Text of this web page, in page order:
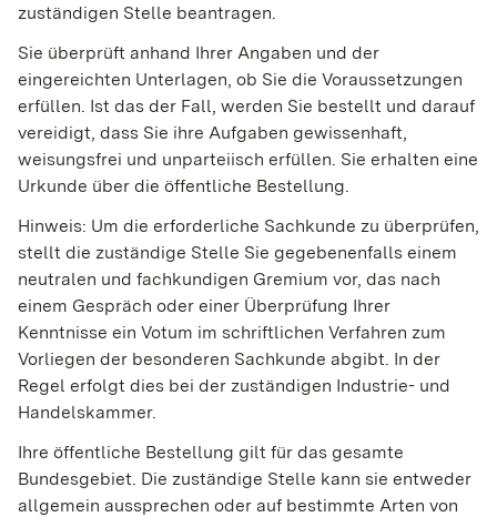
zuständigen Stelle beantragen.
Sie überprüft anhand Ihrer Angaben und der
eingereichten Unterlagen, ob Sie die Voraussetzungen
erfüllen. Ist das der Fall, werden Sie bestellt und darauf
vereidigt, dass Sie ihre Aufgaben gewissenhaft,
weisungsfrei und unparteiisch erfüllen. Sie erhalten eine
Urkunde über die öffentliche Bestellung.
Hinweis: Um die erforderliche Sachkunde zu überprüfen,
stellt die zuständige Stelle Sie gegebenenfalls einem
neutralen und fachkundigen Gremium vor, das nach
einem Gespräch oder einer Überprüfung Ihrer
Kenntnisse ein Votum im schriftlichen Verfahren zum
Vorliegen der besonderen Sachkunde abgibt. In der
Regel erfolgt dies bei der zuständigen Industrie- und
Handelskammer.
Ihre öffentliche Bestellung gilt für das gesamte
Bundesgebiet. Die zuständige Stelle kann sie entweder
allgemein aussprechen oder auf bestimmte Arten von